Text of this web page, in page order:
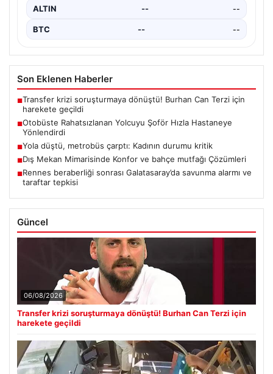
ALTIN -- --
BTC -- --
Son Eklenen Haberler
■Transfer krizi soruşturmaya dönüştü! Burhan Can Terzi için
harekete geçildi
■Otobüste Rahatsızlanan Yolcuyu Şoför Hızla Hastaneye
Yönlendirdi
■Yola düştü, metrobüs çarptı: Kadının durumu kritik
■Dış Mekan Mimarisinde Konfor ve bahçe mutfağı Çözümleri
■Rennes beraberliği sonrası Galatasaray’da savunma alarmı ve
taraftar tepkisi
Güncel
06/08/2026
Transfer krizi soruşturmaya dönüştü! Burhan Can Terzi için
harekete geçildi